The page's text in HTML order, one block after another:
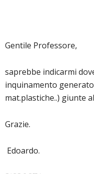
Gentile Professore,
saprebbe indicarmi
inquinamento
mat.plastiche..) giunte
Grazie.
Edoardo.